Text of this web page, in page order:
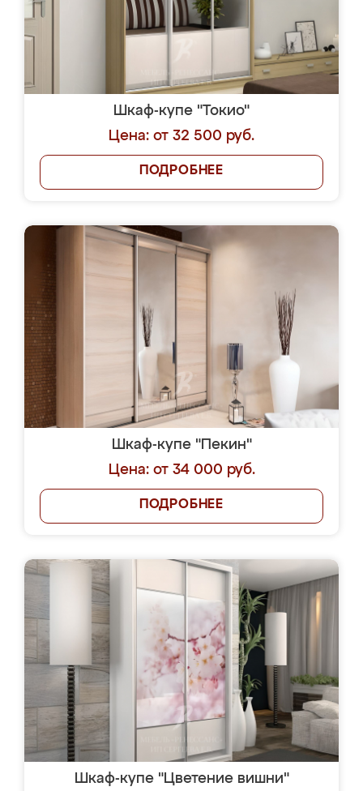
Шкаф-купе "Токио"
Цена: от 32 500 руб.
ПОДРОБНЕЕ
Шкаф-купе "Пекин"
Цена: от 34 000 руб.
ПОДРОБНЕЕ
Шкаф-купе "Цветение вишни"